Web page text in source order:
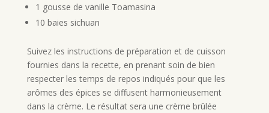
1 gousse de vanille Toamasina
10 baies sichuan
Suivez les instructions de préparation et de cuisson
fournies dans la recette, en prenant soin de bien
respecter les temps de repos indiqués pour que les
arômes des épices se diffusent harmonieusement
dans la crème. Le résultat sera une crème brûlée